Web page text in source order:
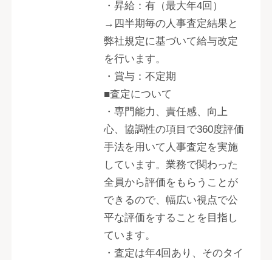
・昇給：有（最大年4回）
→四半期毎の人事査定結果と
弊社規定に基づいて給与改定
を行います。
・賞与：不定期
■査定について
・専門能力、責任感、向上
心、協調性の項目で360度評価
手法を用いて人事査定を実施
しています。業務で関わった
全員から評価をもらうことが
できるので、幅広い視点で公
平な評価をすることを目指し
ています。
・査定は年4回あり、そのタイ